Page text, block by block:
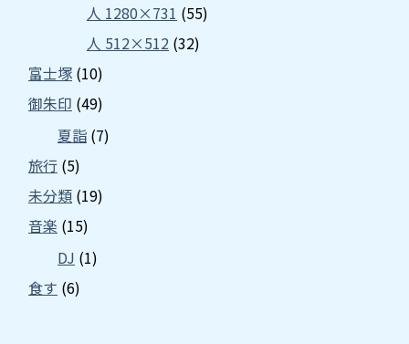
人 1280×731 (55)
人 512×512 (32)
富士塚 (10)
御朱印 (49)
夏詣 (7)
旅行 (5)
未分類 (19)
音楽 (15)
DJ (1)
食す (6)